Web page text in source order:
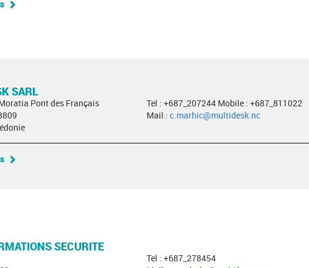
SARL
Pont des Français
Tel : +687_207244 Mobile : +687_811022
Mail : c.marhic@multidesk.nc
SECURITE
Tel : +687_278454